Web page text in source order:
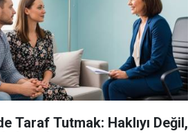
Taraf Tutmak: Haklıyı Değil,